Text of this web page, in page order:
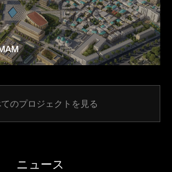
のプロジェクトを見る
ニュース